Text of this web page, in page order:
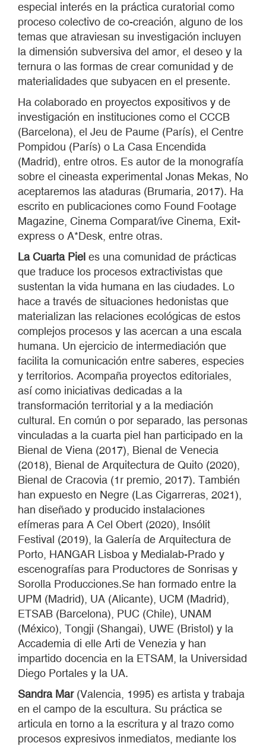
especial interés en la práctica curatorial como
proceso colectivo de co-creación, alguno de los
temas que atraviesan su investigación incluyen
la dimensión subversiva del amor, el deseo y la
ternura o las formas de crear comunidad y de
materialidades que subyacen en el presente.
Ha colaborado en proyectos expositivos y de
investigación en instituciones como el CCCB
(Barcelona), el Jeu de Paume (París), el Centre
Pompidou (París) o La Casa Encendida
(Madrid), entre otros. Es autor de la monografía
sobre el cineasta experimental Jonas Mekas, No
aceptaremos las ataduras (Brumaria, 2017). Ha
escrito en publicaciones como Found Footage
Magazine, Cinema Comparat/ive Cinema, Exit-
express o A*Desk, entre otras.
La Cuarta Piel es una comunidad de prácticas
que traduce los procesos extractivistas que
sustentan la vida humana en las ciudades. Lo
hace a través de situaciones hedonistas que
materializan las relaciones ecológicas de estos
complejos procesos y las acercan a una escala
humana. Un ejercicio de intermediación que
facilita la comunicación entre saberes, especies
y territorios. Acompaña proyectos editoriales,
así como iniciativas dedicadas a la
transformación territorial y a la mediación
cultural. En común o por separado, las personas
vinculadas a la cuarta piel han participado en la
Bienal de Viena (2017), Bienal de Venecia
(2018), Bienal de Arquitectura de Quito (2020),
Bienal de Cracovia (1r premio, 2017). También
han expuesto en Negre (Las Cigarreras, 2021),
han diseñado y producido instalaciones
efímeras para A Cel Obert (2020), Insólit
Festival (2019), la Galería de Arquitectura de
Porto, HANGAR Lisboa y Medialab-Prado y
escenografías para Productores de Sonrisas y
Sorolla Producciones.Se han formado entre la
UPM (Madrid), UA (Alicante), UCM (Madrid),
ETSAB (Barcelona), PUC (Chile), UNAM
(México), Tongji (Shangai), UWE (Bristol) y la
Accademia di elle Arti de Venezia y han
impartido docencia en la ETSAM, la Universidad
Diego Portales y la UA.
Sandra Mar(Valencia, 1995) es artista y trabaja
en el campo de la escultura. Su práctica se
articula en torno a la escritura y al trazo como
procesos expresivos inmediatos, mediante los